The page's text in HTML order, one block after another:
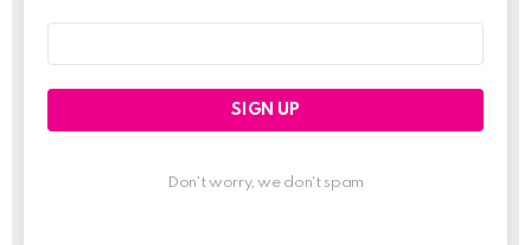
Don't worry, we don't spam